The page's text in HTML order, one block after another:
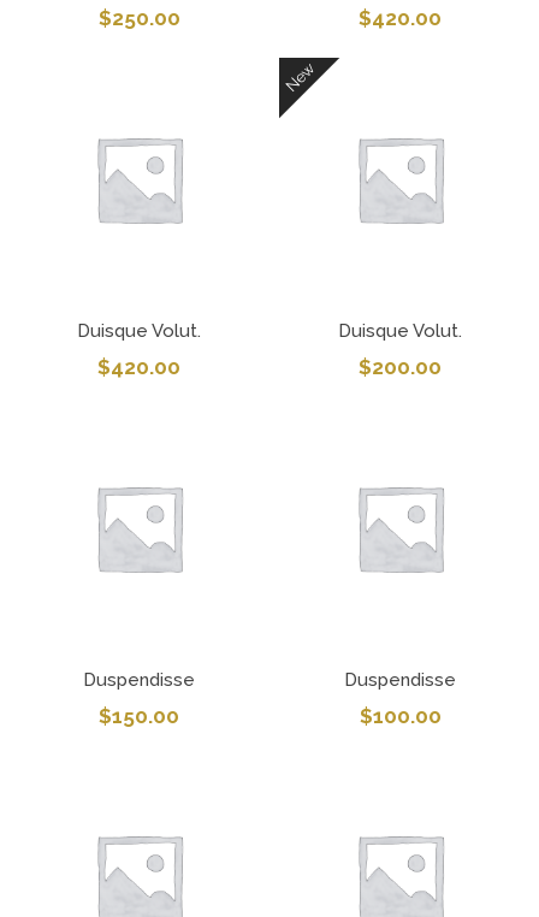
$250.00 $420.00
Duisque Volut.
$420.00
New
Duisque Volut.
$200.00
Duspendisse
$150.00
Duspendisse
$100.00